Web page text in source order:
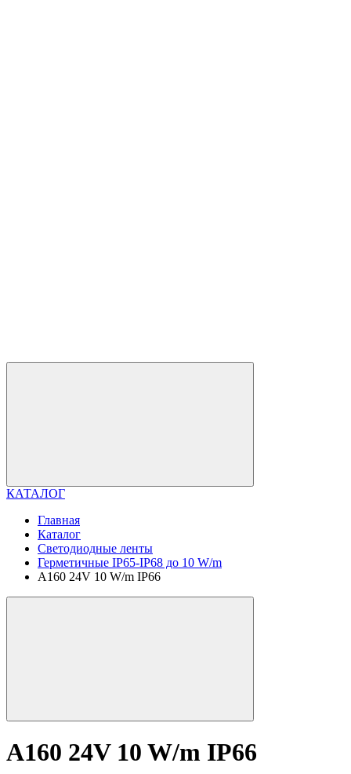
КАТАЛОГ
Главная
Каталог
Светодиодные ленты
Герметичные IP65-IP68 до 10 W/m
A160 24V 10 W/m IP66
A160 24V 10 W/m IP66